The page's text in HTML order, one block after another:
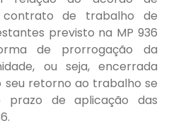
contrato de trabalho de
previsto na MP 936
de prorrogação da
ou seja, encerrada
seu retorno ao trabalho se
de aplicação das